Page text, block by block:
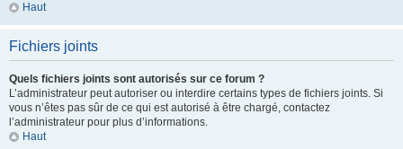
Haut
Fichiers joints
Quels fichiers joints sont autorisés sur ce forum ?
L’administrateur peut autoriser ou interdire certains types de fichiers joints. Si
vous n’êtes pas sûr de ce qui est autorisé à être chargé, contactez
l’administrateur pour plus d’informations.
Haut